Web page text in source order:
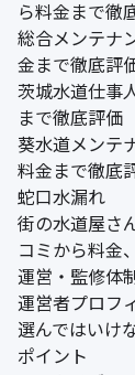
ら料金まで徹
総合メンテナ
金まで徹底評
茨城水道仕事
まで徹底評価
葵水道メンテ
料金まで徹底
蛇口水漏れ
街の水道屋さ
コミから料金
運営・監修体
運営者プロフ
選んではいけ
ポイント